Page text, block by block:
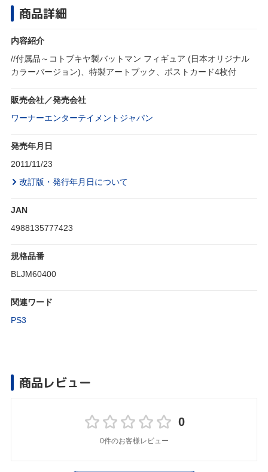
商品詳細
内容紹介
//付属品～コトブキヤ製バットマン フィギュア (日本オリジナル
カラーバージョン)、特製アートブック、ポストカード4枚付
販売会社／発売会社
ワーナーエンターテイメントジャパン
発売年月日
2011/11/23
改訂版・発行年月日について
JAN
4988135777423
規格品番
BLJM60400
関連ワード
PS3
商品レビュー
0
0件のお客様レビュー